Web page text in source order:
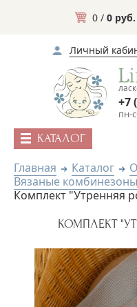
0 / 0 руб.
Личный
пн-
+7
КАТАЛОГ
Главная Каталог
Вязаные комбинезоны
Комплект "Утренняя
КОМПЛЕКТ